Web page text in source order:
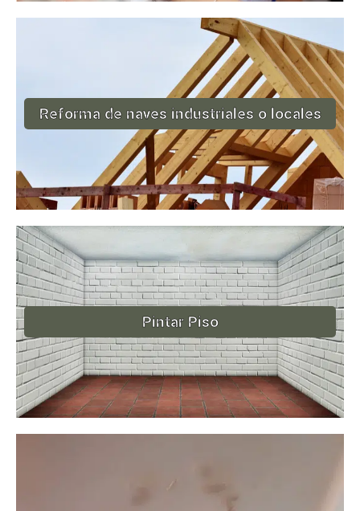
Reforma de naves industriales o locales
Pintar Piso